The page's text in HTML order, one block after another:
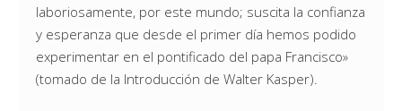
laboriosamente, por este mundo; suscita la confianza
y esperanza que desde el primer día hemos podido
experimentar en el pontificado del papa Francisco»
(tomado de la Introducción de Walter Kasper).